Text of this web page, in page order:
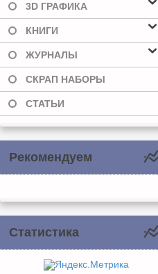
3D ГРАФИКА
КНИГИ
ЖУРНАЛЫ
СКРАП НАБОРЫ
СТАТЬИ
Рекомендуем
Статистика